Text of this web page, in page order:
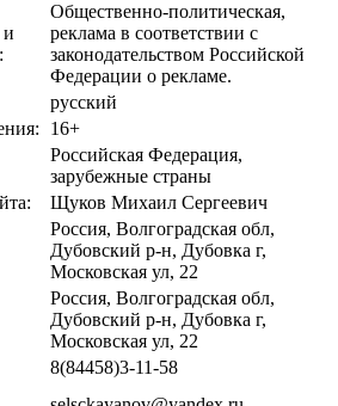
и
Общественно-политическая,
реклама в соответствии с
законодательством Российской
Федерации о рекламе.
русский
16+
Российская Федерация,
зарубежные страны
Щуков Михаил Сергеевич
Россия, Волгоградская обл,
Дубовский р-н, Дубовка г,
Московская ул, 22
Россия, Волгоградская обл,
Дубовский р-н, Дубовка г,
Московская ул, 22
8(84458)3-11-58